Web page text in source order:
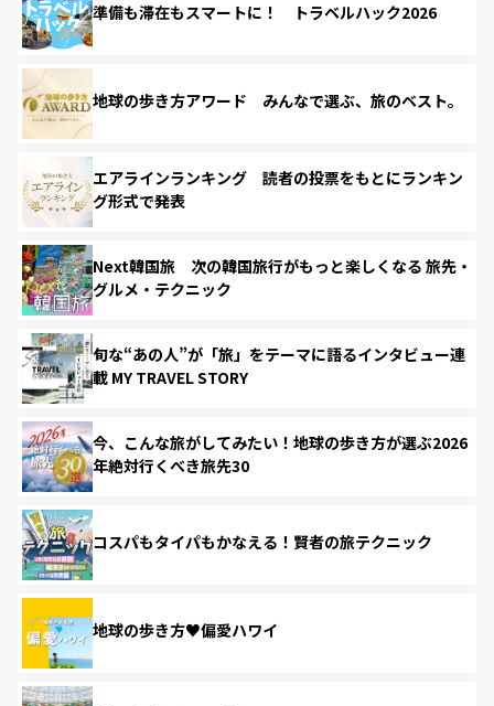
準備も滞在もスマートに！ トラベルハック2026
地球の歩き方アワード みんなで選ぶ、旅のベスト。
エアラインランキング 読者の投票をもとにランキン
グ形式で発表
Next韓国旅 次の韓国旅行がもっと楽しくなる 旅先・
グルメ・テクニック
旬な“あの人”が「旅」をテーマに語るインタビュー連
載 MY TRAVEL STORY
今、こんな旅がしてみたい！地球の歩き方が選ぶ2026
年絶対行くべき旅先30
コスパもタイパもかなえる！賢者の旅テクニック
地球の歩き方♥偏愛ハワイ